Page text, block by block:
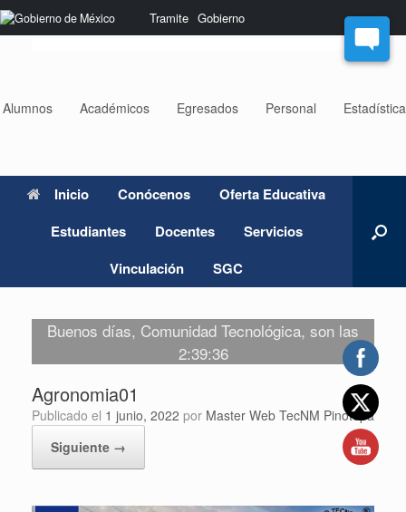
Nota:
este
sistema
Tramite Gobierno
Saltar
al
Alumnos Académicos Egresados Personal
Inicio Conócenos
Oferta Educativa
Estudiantes
Docentes
Servicios
Vinculación
SGC
Buenos días, Comunidad Tecnológica, son las
2:39:36
Agronomia01
Publicado el 1 junio, 2022 por Master Web TecNM Pinotepa
Siguiente →